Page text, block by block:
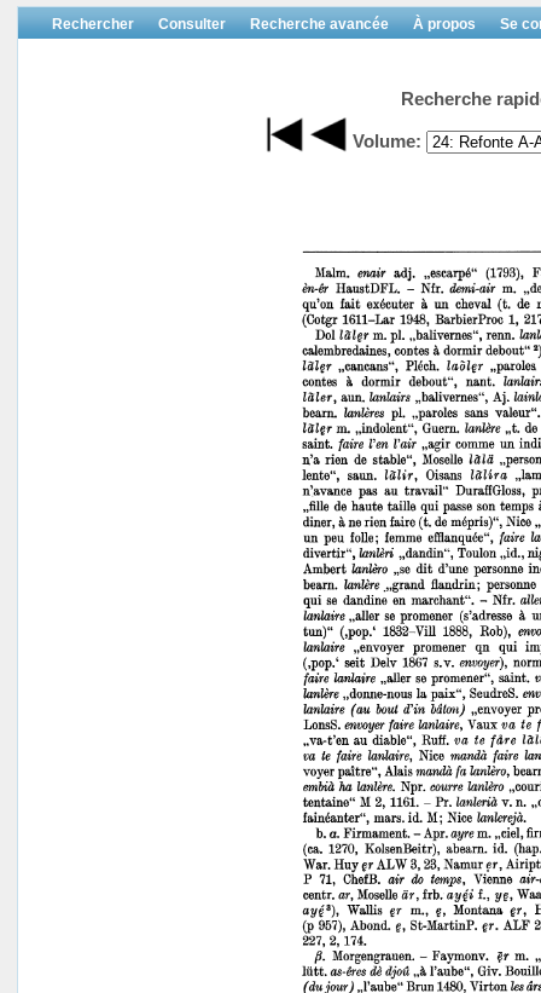
Rechercher Consulter Recherche avancée À propos Se
Recherche
Volume: